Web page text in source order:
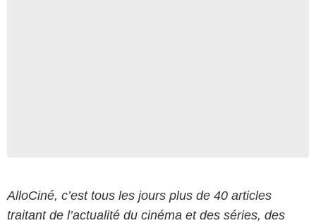
AlloCiné, c’est tous les jours plus de 40 articles
traitant de l’actualité du cinéma et des séries, des